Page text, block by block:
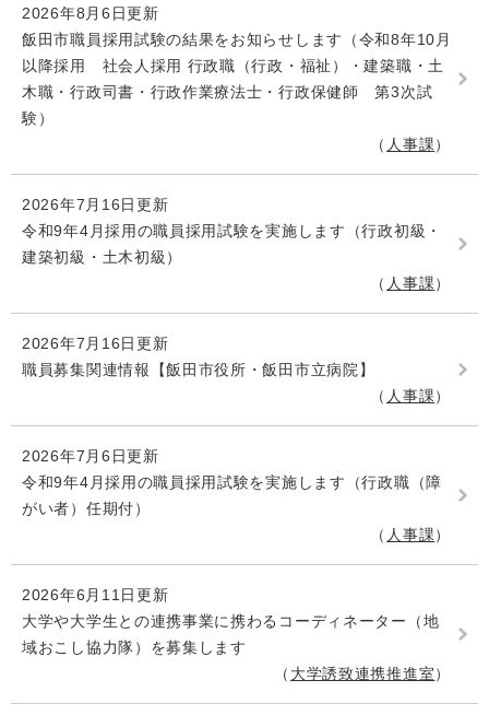
2026年8月6日更新
飯田市職員採用試験の結果をお知らせします（令和8年10月
以降採用 社会人採用 行政職（行政・福祉）・建築職・土
木職・行政司書・行政作業療法士・行政保健師 第3次試
験）
人事課
2026年7月16日更新
令和9年4月採用の職員採用試験を実施します（行政初級・
建築初級・土木初級）
人事課
2026年7月16日更新
職員募集関連情報【飯田市役所・飯田市立病院】
人事課
2026年7月6日更新
令和9年4月採用の職員採用試験を実施します（行政職（障
がい者）任期付）
人事課
2026年6月11日更新
大学や大学生との連携事業に携わるコーディネーター（地
域おこし協力隊）を募集します
大学誘致連携推進室